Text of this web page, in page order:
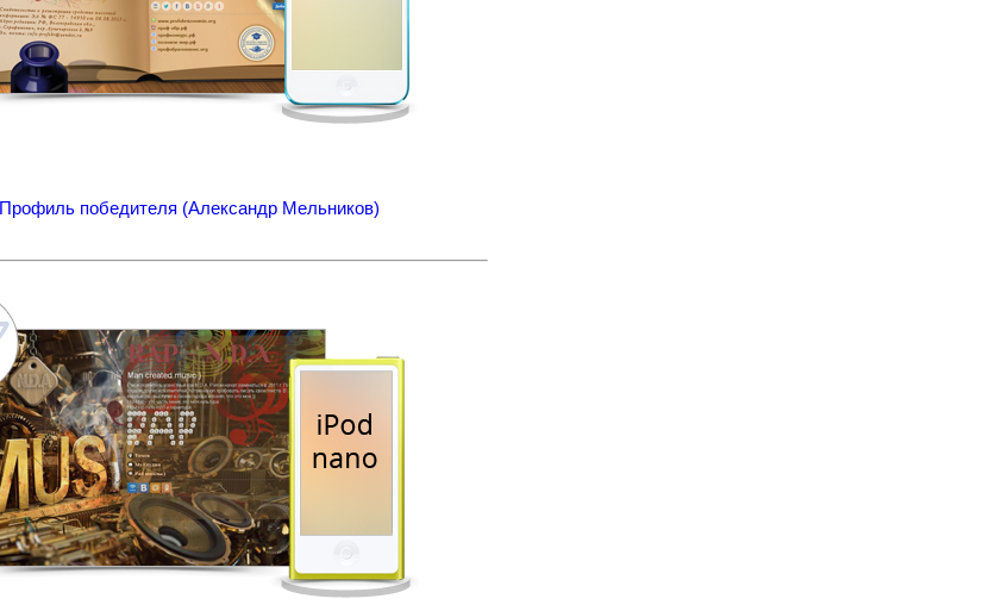
Профиль победителя (Александр Мельников)